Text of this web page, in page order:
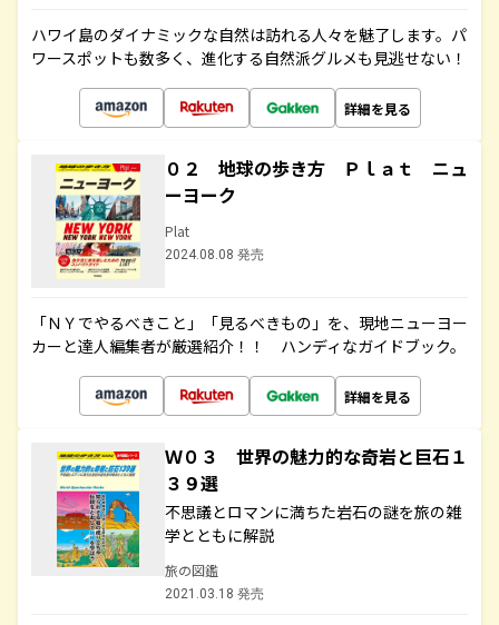
ハワイ島のダイナミックな自然は訪れる人々を魅了します。パ
ワースポットも数多く、進化する自然派グルメも見逃せない！
詳細を見る
０２ 地球の歩き方 Ｐｌａｔ ニュ
ーヨーク
Plat
2024.08.08 発売
「ＮＹでやるべきこと」「見るべきもの」を、現地ニューヨー
カーと達人編集者が厳選紹介！！ ハンディなガイドブック。
詳細を見る
Ｗ０３ 世界の魅力的な奇岩と巨石１
３９選
不思議とロマンに満ちた岩石の謎を旅の雑
学とともに解説
旅の図鑑
2021.03.18 発売